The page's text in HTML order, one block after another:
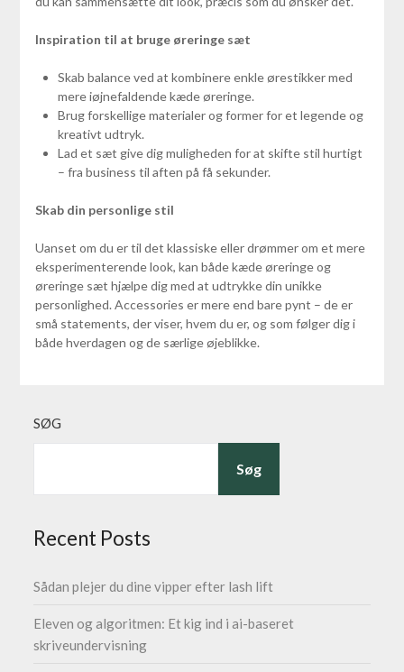
Inspiration til at bruge øreringe sæt
Skab balance ved at kombinere enkle ørestikker med
mere iøjnefaldende kæde øreringe.
Brug forskellige materialer og former for et legende og
kreativt udtryk.
Lad et sæt give dig muligheden for at skifte stil hurtigt
– fra business til aften på få sekunder.
Skab din personlige stil
Uanset om du er til det klassiske eller drømmer om et mere
eksperimenterende look, kan både kæde øreringe og
øreringe sæt hjælpe dig med at udtrykke din unikke
personlighed. Accessories er mere end bare pynt – de er
små statements, der viser, hvem du er, og som følger dig i
både hverdagen og de særlige øjeblikke.
SØG
Søg
Recent Posts
Sådan plejer du dine vipper efter lash lift
Eleven og algoritmen: Et kig ind i ai-baseret
skriveundervisning